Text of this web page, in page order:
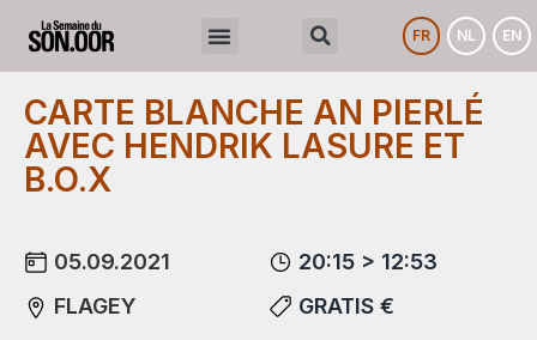
FR NL EN
CARTE BLANCHE AN PIERLÉ
AVEC HENDRIK LASURE ET
B.O.X
05.09.2021
FLAGEY
20:15 > 12:53
GRATIS €